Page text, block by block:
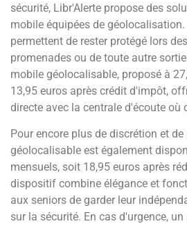
sécurité, Libr'Alerte propose des
mobile équipées de
permettent de rester protégé lors
promenades ou de toute autre
mobile géolocalisable, proposé à
13,95 euros après crédit d'impôt,
directe avec la centrale d'écoute où
Pour encore plus de discrétion et
géolocalisable est également
mensuels, soit 18,95 euros après
dispositif combine élégance et
aux seniors de garder leur
sur la sécurité. En cas d'urgence,